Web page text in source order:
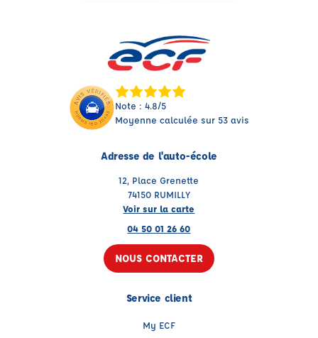
Note : 4.8/5
Moyenne calculée sur 53 avis
Adresse de l'auto-école
12, Place Grenette
74150 RUMILLY
Voir sur la carte
04 50 01 26 60
NOUS CONTACTER
Service client
My ECF